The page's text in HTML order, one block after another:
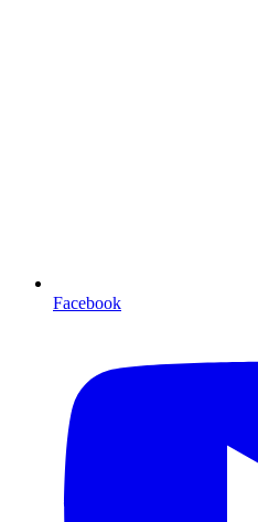
Facebook